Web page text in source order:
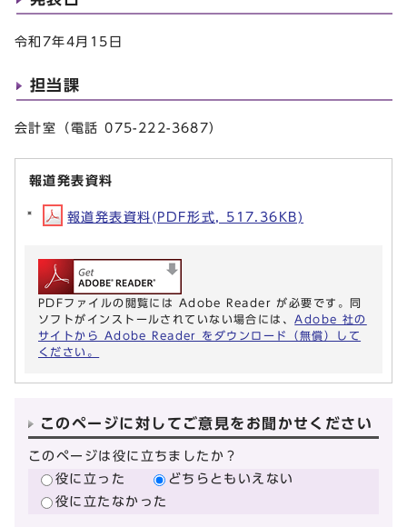
令和7年4月15日
担当課
会計室（電話 075-222-3687）
報道発表資料
報道発表資料(PDF形式, 517.36KB)
PDFファイルの閲覧には Adobe Reader が必要です。同
ソフトがインストールされていない場合には、Adobe 社の
サイトから Adobe Reader をダウンロード（無償）して
ください。
このページに対してご意見をお聞かせください
このページは役に立ちましたか？
役に立った
どちらともいえない
役に立たなかった